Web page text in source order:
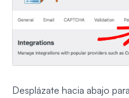
Desplázate hacia abajo